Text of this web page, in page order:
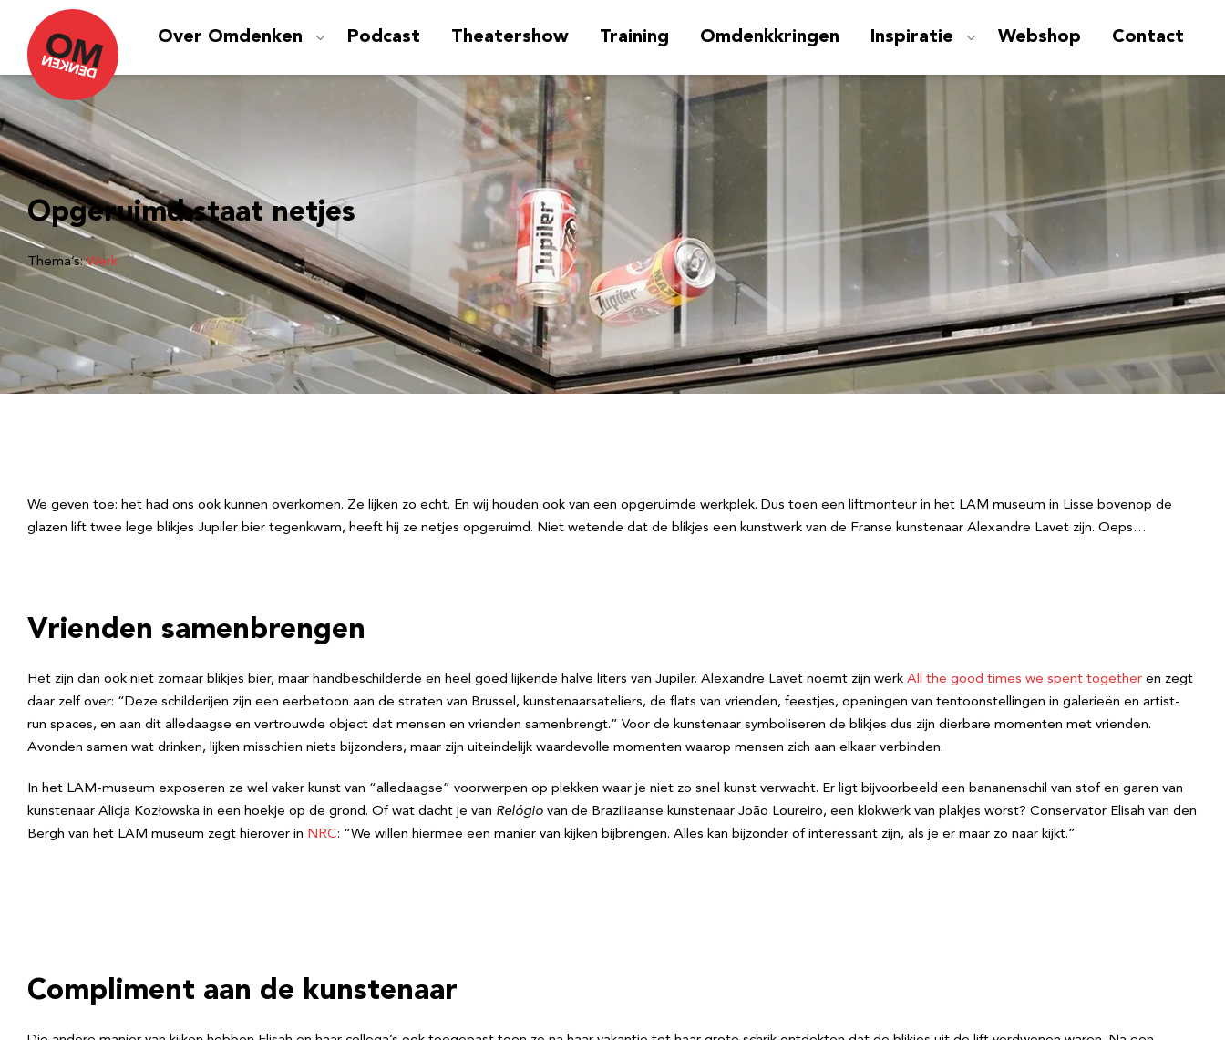
Over Omdenken Podcast Theatershow Training Omdenkkringen Inspiratie Webshop Contact
Opgeruimd staat netjes
Thema’s:Werk
We geven toe: het had ons ook kunnen overkomen. Ze lijken zo echt. En wij houden ook van een opgeruimde werkplek. Dus toen een liftmonteur in het LAM museum in Lisse bovenop de
glazen lift twee lege blikjes Jupiler bier tegenkwam, heeft hij ze netjes opgeruimd. Niet wetende dat de blikjes een kunstwerk van de Franse kunstenaar Alexandre Lavet zijn. Oeps…
Vrienden samenbrengen
Het zijn dan ook niet zomaar blikjes bier, maar handbeschilderde en heel goed lijkende halve liters van Jupiler. Alexandre Lavet noemt zijn werk All the good times we spent together en zegt
daar zelf over: “Deze schilderijen zijn een eerbetoon aan de straten van Brussel, kunstenaarsateliers, de flats van vrienden, feestjes, openingen van tentoonstellingen in galerieën en artist-
run spaces, en aan dit alledaagse en vertrouwde object dat mensen en vrienden samenbrengt.” Voor de kunstenaar symboliseren de blikjes dus zijn dierbare momenten met vrienden.
Avonden samen wat drinken, lijken misschien niets bijzonders, maar zijn uiteindelijk waardevolle momenten waarop mensen zich aan elkaar verbinden.
In het LAM-museum exposeren ze wel vaker kunst van “alledaagse” voorwerpen op plekken waar je niet zo snel kunst verwacht. Er ligt bijvoorbeeld een bananenschil van stof en garen van
kunstenaar Alicja Kozłowska in een hoekje op de grond. Of wat dacht je van Relógio van de Braziliaanse kunstenaar João Loureiro, een klokwerk van plakjes worst? Conservator Elisah van den
Bergh van het LAM museum zegt hierover in NRC: “We willen hiermee een manier van kijken bijbrengen. Alles kan bijzonder of interessant zijn, als je er maar zo naar kijkt.”
Compliment aan de kunstenaar